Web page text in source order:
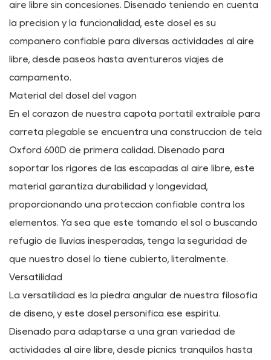
para Carrito Plegable
Descripción
Presentamos nuestra cubierta portátil extraíble para
carro plegable, diseñada para mejorar su experiencia al
aire libre sin concesiones. Diseñado teniendo en cuenta
la precisión y la funcionalidad, este dosel es su
compañero confiable para diversas actividades al aire
libre, desde paseos hasta aventureros viajes de
campamento.
Material del dosel del vagón
En el corazón de nuestra capota portátil extraíble para
carreta plegable se encuentra una construcción de tela
Oxford 600D de primera calidad. Diseñado para
soportar los rigores de las escapadas al aire libre, este
material garantiza durabilidad y longevidad,
proporcionando una protección confiable contra los